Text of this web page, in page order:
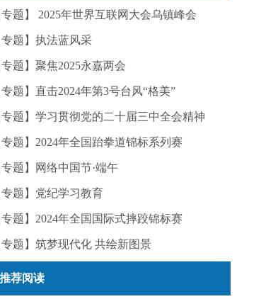
专题】 2025年世界互联网大会乌镇峰会
专题】执法蓝风采
专题】聚焦2025永嘉两会
专题】直击2024年第3号台风“格美”
专题】学习贯彻党的二十届三中全会精神
专题】2024年全国跆拳道锦标系列赛
专题】网络中国节·端午
专题】党纪学习教育
专题】2024年全国国际式摔跤锦标赛
专题】筑梦现代化 共绘新图景
推荐阅读